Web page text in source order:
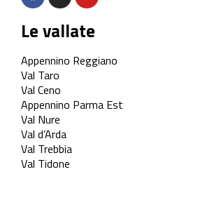
Le vallate
Appennino Reggiano
Val Taro
Val Ceno
Appennino Parma Est
Val Nure
Val d’Arda
Val Trebbia
Val Tidone